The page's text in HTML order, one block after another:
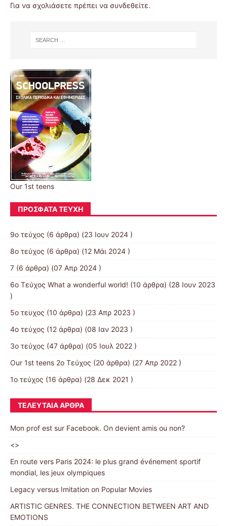
Για να σχολιάσετε πρέπει να συνδεθείτε.
Our 1st teens
ΠΡΌΣΦΑΤΑ ΤΕΎΧΗ
9ο τεύχος (6 άρθρα) (23 Ιουν 2024 )
8ο τεύχος (6 άρθρα) (12 Μάι 2024 )
7 (6 άρθρα) (07 Απρ 2024 )
6ο Τεύχος What a wonderful world! (10 άρθρα) (28 Ιουν 2023
)
5ο τευχος (10 άρθρα) (23 Απρ 2023 )
4ο τεύχος (12 άρθρα) (08 Ιαν 2023 )
3o τεύχος (47 άρθρα) (05 Ιουλ 2022 )
Our 1st teens 2ο Τεύχος (20 άρθρα) (27 Απρ 2022 )
1ο τεύχος (16 άρθρα) (28 Δεκ 2021 )
ΤΕΛΕΥΤΑΊΑ ΆΡΘΡΑ
Mon prof est sur Facebook. On devient amis ou non?
<>
En route vers Paris 2024: le plus grand événement sportif
mondial, les jeux olympiques
Legacy versus Imitation on Popular Movies
ARTISTIC GENRES. THE CONNECTION BETWEEN ART AND
EMOTIONS